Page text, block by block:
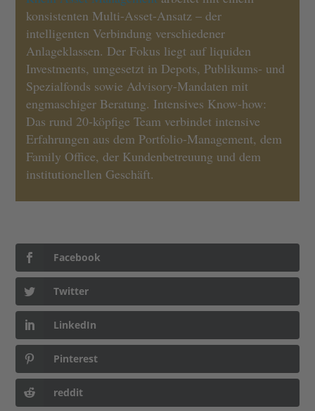
konsistenten Multi-Asset-Ansatz – der
intelligenten Verbindung verschiedener
Anlageklassen. Der Fokus liegt auf liquiden
Investments, umgesetzt in Depots, Publikums- und
Spezialfonds sowie Advisory-Mandaten mit
engmaschiger Beratung. Intensives Know-how:
Das rund 20-köpfige Team verbindet intensive
Erfahrungen aus dem Portfolio-Management, dem
Family Office, der Kundenbetreuung und dem
institutionellen Geschäft.
Facebook
Twitter
LinkedIn
Pinterest
reddit